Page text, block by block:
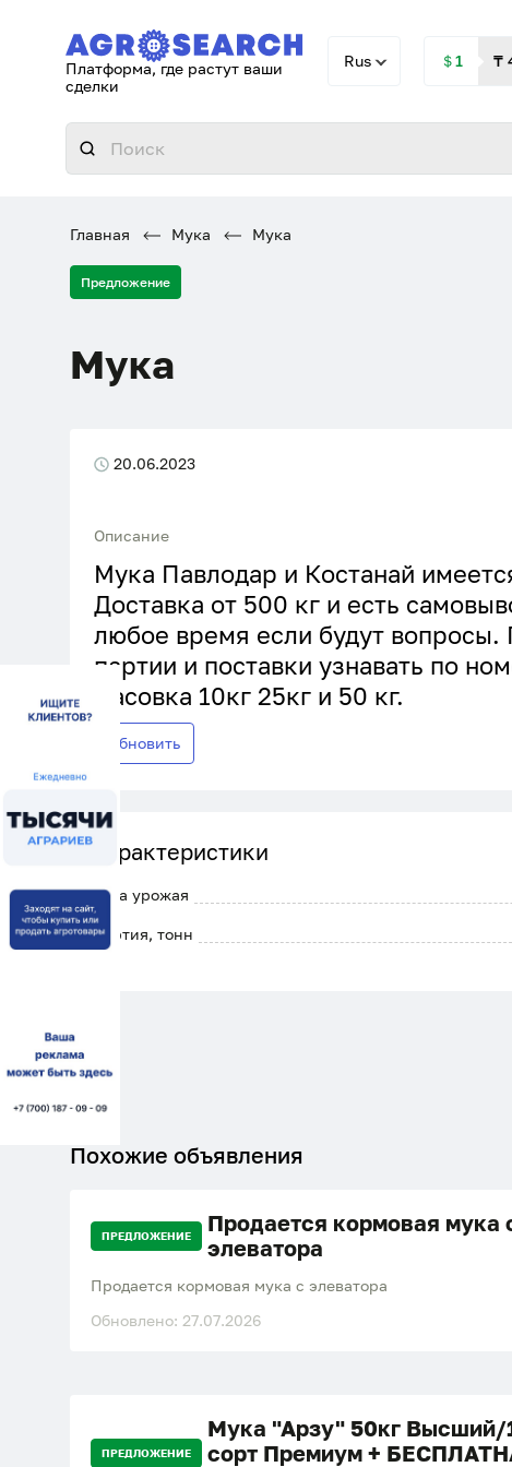
Платформа, где растут ваши
сделки
Rus ＄1 ₸
Главная Мука Мука
Предложение
Мука
20.06.2023
Описание
Мука Павлодар и Костанай
Доставка от 500 кг и есть
любое время если будут вопросы.
партии и поставки узнавать по
фасовка 10кг 25кг и 50 кг.
Обновить
Характеристики
Дата урожая
Партия, тонн
Похожие объявления
ПРЕДЛОЖЕНИЕ
Продается кормовая мука
элеватора
Продается кормовая мука с элеватора
Обновлено: 27.07.2026
ПРЕДЛОЖЕНИЕ
Мука "Арзу" 50кг Высший/
сорт Премиум +